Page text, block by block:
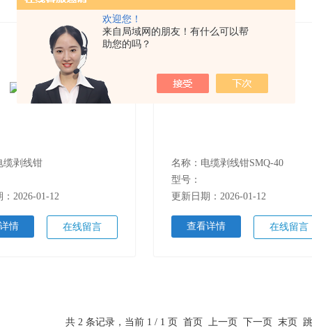
欢迎您！
来自局域网的朋友！有什么可以帮
助您的吗？
缆剥线钳
2026-01-12
情 在线留言
名称：电缆剥线钳SMQ-40
型号：
更新日期：2026-01-12
查看详情 在线留言
共 2 条记录，当前 1 / 1 页 首页 上一页 下一页 末页